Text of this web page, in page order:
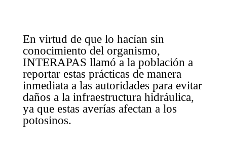
En virtud de que lo hacían sin
conocimiento del organismo,
INTERAPAS llamó a la población a
reportar estas prácticas de manera
inmediata a las autoridades para evitar
daños a la infraestructura hidráulica,
ya que estas averías afectan a los
potosinos.